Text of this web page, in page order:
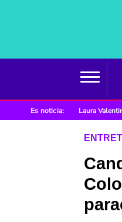
Es noticia: Laura